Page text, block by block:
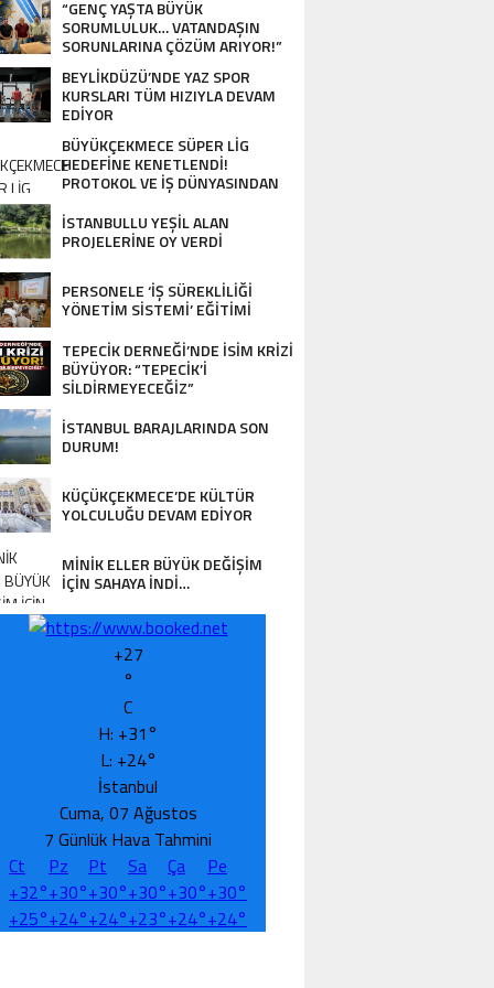
“GENÇ YAŞTA BÜYÜK
SORUMLULUK… VATANDAŞIN
SORUNLARINA ÇÖZÜM ARIYOR!”
BEYLİKDÜZÜ’NDE YAZ SPOR
KURSLARI TÜM HIZIYLA DEVAM
EDİYOR
BÜYÜKÇEKMECE SÜPER LİG
HEDEFİNE KENETLENDİ!
PROTOKOL VE İŞ DÜNYASINDAN
DESTEK…
İSTANBULLU YEŞİL ALAN
PROJELERİNE OY VERDİ
PERSONELE ‘İŞ SÜREKLİLİĞİ
YÖNETİM SİSTEMİ’ EĞİTİMİ
TEPECİK DERNEĞİ’NDE İSİM KRİZİ
BÜYÜYOR: “TEPECİK’İ
SİLDİRMEYECEĞİZ”
İSTANBUL BARAJLARINDA SON
DURUM!
KÜÇÜKÇEKMECE’DE KÜLTÜR
YOLCULUĞU DEVAM EDİYOR
MİNİK ELLER BÜYÜK DEĞİŞİM
İÇİN SAHAYA İNDİ…
+27
°
C
H: +31°
L: +24°
İstanbul
Cuma, 07 Ağustos
7 Günlük Hava Tahmini
Ct
Pz Pt Sa Ça
Pe
+32°+30°+30°+30°+30°+30°
+25°+24°+24°+23°+24°+24°